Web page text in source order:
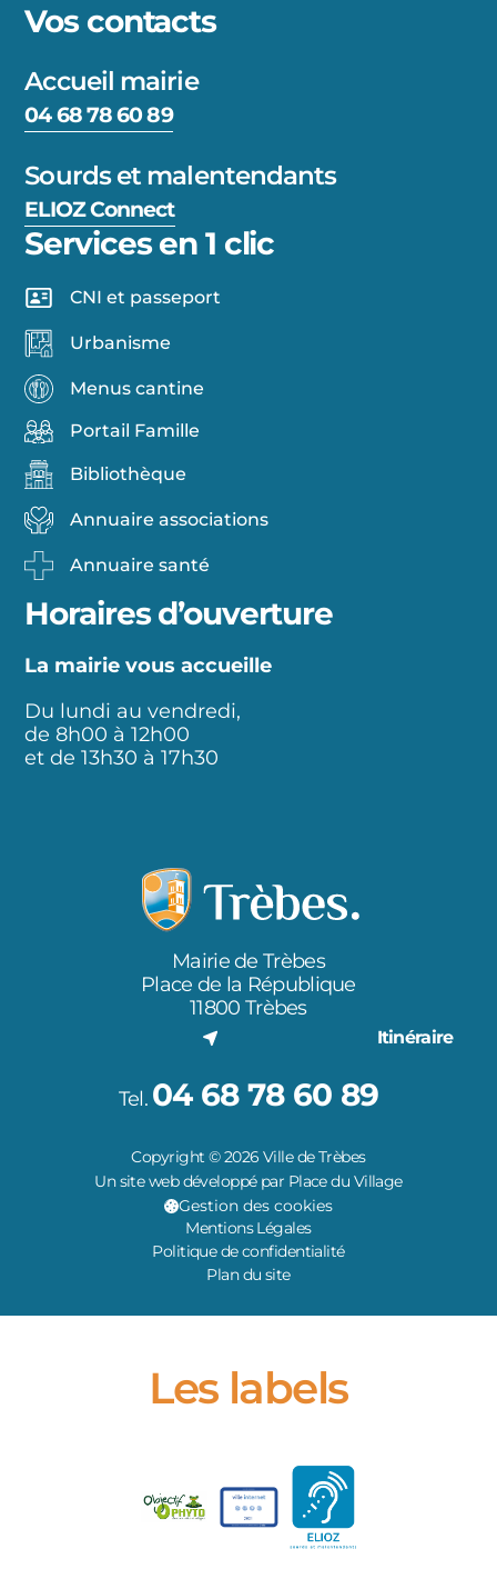
Vos contacts
Accueil mairie
04 68 78 60 89
Sourds et malentendants
ELIOZ Connect
Services en 1 clic
CNI et passeport
Urbanisme
Menus cantine
Portail Famille
Bibliothèque
Annuaire associations
Annuaire santé
Horaires d’ouverture
La mairie vous accueille
Du lundi au vendredi,
de 8h00 à 12h00
et de 13h30 à 17h30
Mairie de Trèbes
Place de la République
11800 Trèbes
Itinéraire
Tel. 04 68 78 60 89
Copyright © 2026 Ville de Trèbes
Un site web développé par Place du Village
Gestion des cookies
Mentions Légales
Politique de confidentialité
Plan du site
Les labels